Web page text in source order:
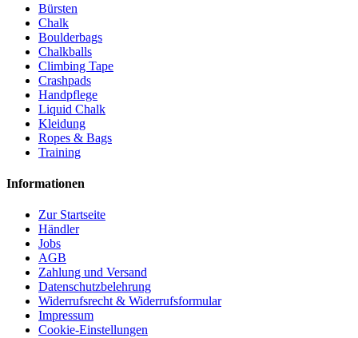
Bürsten
Chalk
Boulderbags
Chalkballs
Climbing Tape
Crashpads
Handpflege
Liquid Chalk
Kleidung
Ropes & Bags
Training
Informationen
Zur Startseite
Händler
Jobs
AGB
Zahlung und Versand
Datenschutzbelehrung
Widerrufsrecht & Widerrufsformular
Impressum
Cookie-Einstellungen